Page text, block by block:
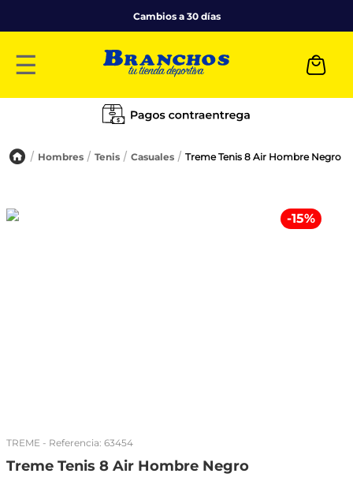
Cambios a 30 días
☰
Hombres Tenis Casuales Treme Tenis 8 Air Hombre Negro
-15%
TREME - Referencia: 63454
Treme Tenis 8 Air Hombre Negro